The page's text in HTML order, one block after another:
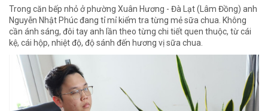
Trong căn bếp nhỏ ở phường Xuân Hương - Đà Lạt (Lâm Đồng) anh
Nguyễn Nhật Phúc đang tỉ mỉ kiểm tra từng mẻ sữa chua. Không
cần ánh sáng, đôi tay anh lần theo từng chi tiết quen thuộc, từ cái
kệ, cái hộp, nhiệt độ, độ sánh đến hương vị sữa chua.